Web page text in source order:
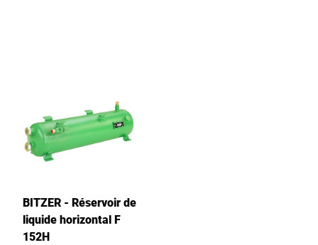
BITZER - Réservoir de
liquide horizontal F
152H